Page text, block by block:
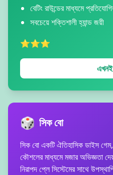
বেটিং রাউন্ডের মাধ্যমে
সবচেয়ে শক্তিশালী হ্যান্ড জয়ী
⭐⭐⭐
🎲 সিক বো
সিক বো একটি ঐতিহাসিক ডাইস
কৌশলের মাধ্যমে মজার
নিরাপদ প্লে সিস্টেমের সাথে